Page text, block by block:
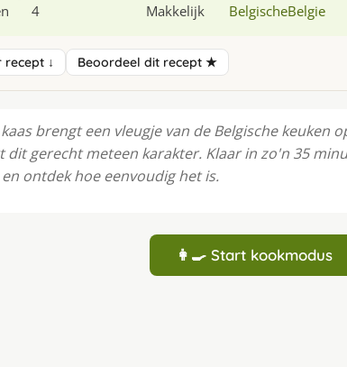
4 Makkelijk BelgischeBelgie
recept ↓ Beoordeel dit recept ★
brengt een vleugje van de Belgische keuken
dit gerecht meteen karakter. Klaar in zo'n 35
ontdek hoe eenvoudig het is.
👩‍🍳 Start kookmodus